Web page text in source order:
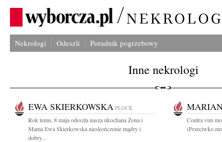
Nekrologi Odeszli Poradnik pogrzebowy
Inne nekrologi
EWA SKIERKOWSKA PŁOCK
Rok temu, 8 maja odeszła nasza ukochana Żona i
Mama Ewa Skierkowska nieskończenie mądry i
dobry...
Contra vim
(Przeciwko